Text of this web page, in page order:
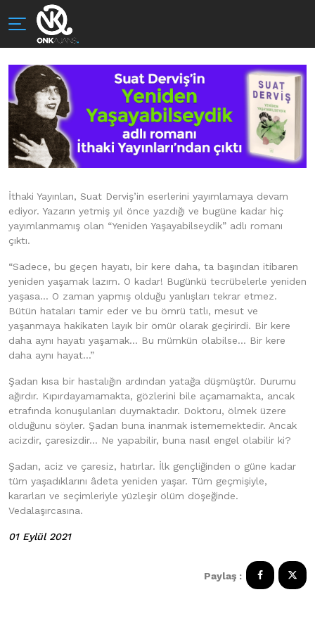
İthaki Yayınları, Suat Derviş’in eserlerini yayımlamaya devam
ediyor. Yazarın yetmiş yıl önce yazdığı ve bugüne kadar hiç
yayımlanmamış olan “Yeniden Yaşayabilseydik” adlı romanı
çıktı.
“Sadece, bu geçen hayatı, bir kere daha, ta başından itibaren
yeniden yaşamak lazım. O kadar! Bugünkü tecrübelerle yeniden
yaşasa… O zaman yapmış olduğu yanlışları tekrar etmez.
Bütün hataları tamir eder ve bu ömrü tatlı, mesut ve
yaşanmaya hakikaten layık bir ömür olarak geçirirdi. Bir kere
daha aynı hayatı yaşamak… Bu mümkün olabilse… Bir kere
daha aynı hayat…”
Şadan kısa bir hastalığın ardından yatağa düşmüştür. Durumu
ağırdır. Kıpırdayamamakta, gözlerini bile açamamakta, ancak
etrafında konuşulanları duymaktadır. Doktoru, ölmek üzere
olduğunu söyler. Şadan buna inanmak istememektedir. Ancak
acizdir, çaresizdir… Ne yapabilir, buna nasıl engel olabilir ki?
Şadan, aciz ve çaresiz, hatırlar. İlk gençliğinden o güne kadar
tüm yaşadıklarını âdeta yeniden yaşar. Tüm geçmişiyle,
kararları ve seçimleriyle yüzleşir ölüm döşeğinde.
Vedalaşırcasına.
01 Eylül 2021
Paylaş :